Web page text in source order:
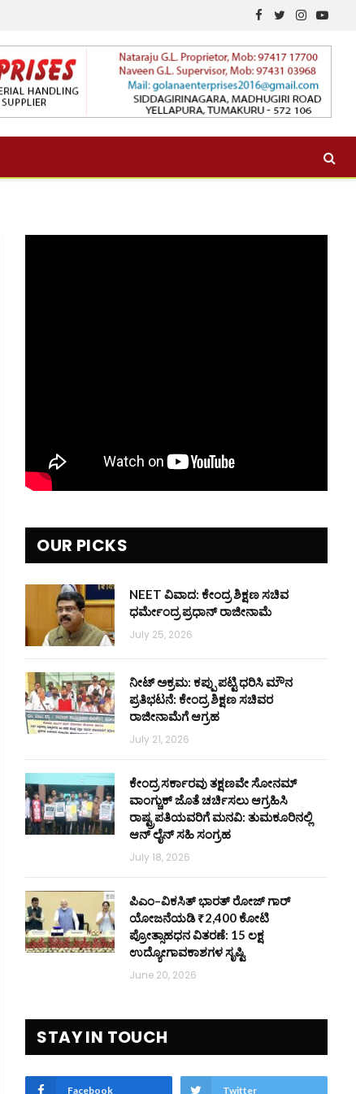
Facebook
TwitterInstagram
OUR PICKS
NEET ವಿವಾದ: ಕೇಂದ್ರ ಶಿಕ್ಷಣ ಸಚಿವ
ಧರ್ಮೇಂದ್ರ ಪ್ರಧಾನ್ ರಾಜೀನಾಮೆ
July 25, 2026
ನೀಟ್ ಅಕ್ರಮ: ಕಪ್ಪು ಪಟ್ಟಿ ಧರಿಸಿ ಮೌನ
ಪ್ರತಿಭಟನೆ: ಕೇಂದ್ರ ಶಿಕ್ಷಣ ಸಚಿವರ
ರಾಜೀನಾಮೆಗೆ ಆಗ್ರಹ
July 21, 2026
ಕೇಂದ್ರ ಸರ್ಕಾರವು ತಕ್ಷಣವೇ ಸೋನಮ್
ವಾಂಗ್ಚುಕ್ ಜೊತೆ ಚರ್ಚಿಸಲು ಆಗ್ರಹಿಸಿ
ರಾಷ್ಟ್ರಪತಿಯವರಿಗೆ ಮನವಿ: ತುಮಕೂರಿನಲ್ಲಿ
ಆನ್‌ ಲೈನ್ ಸಹಿ ಸಂಗ್ರಹ
July 18, 2026
ಪಿಎಂ–ವಿಕಸಿತ್ ಭಾರತ್ ರೋಜ್‌ ಗಾರ್
ಯೋಜನೆಯಡಿ ₹2,400 ಕೋಟಿ
ಪ್ರೋತ್ಸಾಹಧನ ವಿತರಣೆ: 15 ಲಕ್ಷ
ಉದ್ಯೋಗಾವಕಾಶಗಳ ಸೃಷ್ಟಿ
June 20, 2026
STAY IN TOUCH
Facebook Twitter